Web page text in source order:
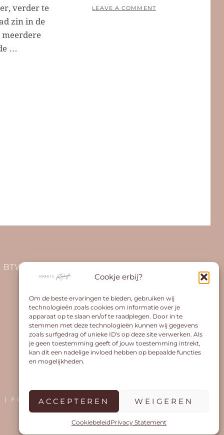
Cookje erbij?
Om de beste ervaringen te bieden, gebruiken wij
technologieën zoals cookies om informatie over je
apparaat op te slaan en/of te raadplegen. Door in te
stemmen met deze technologieën kunnen wij gegevens
zoals surfgedrag of unieke ID's op deze site verwerken. Als
je geen toestemming geeft of jouw toestemming intrekt,
kan dit een nadelige invloed hebben op bepaalde functies
en mogelijkheden.
ACCEPTEREN WEIGEREN
CookiebeleidPrivacy Statement
verder te
zin in de
…
ON
LEAVE A COMMENT
id NL001681963B32
| FOTOGRAFIE PRO BY CATCH THEMES